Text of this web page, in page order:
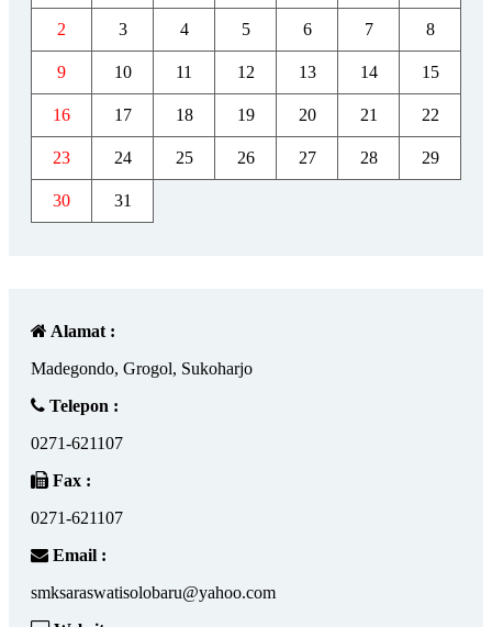
2 3 4 5 6 7 8
9 10 11 12 13 14 15
16 17 18 19 20 21 22
23 24 25 26 27 28 29
30 31
Alamat :
Madegondo, Grogol, Sukoharjo
Telepon :
0271-621107
Fax :
0271-621107
Email :
smksaraswatisolobaru@yahoo.com